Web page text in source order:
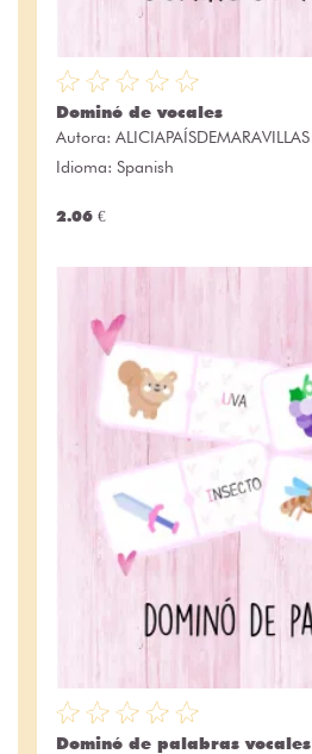
Dominó de vocales
Autora: ALICIAPAÍSDEMARAVILLAS
Idioma: Spanish
2.06 €
Dominó de palabras vocales